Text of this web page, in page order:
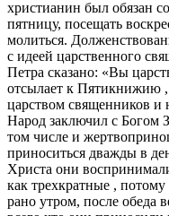
христианин был обязан
пятницу, посещать
молиться.
с идеей царственного
Петра сказано: «Вы
отсылает к Пятикнижию ,
царством священников
Народ заключил с Богом
том числе и
приноситься дважды в
Христа они
как трехкратные ,
рано утром, после обеда